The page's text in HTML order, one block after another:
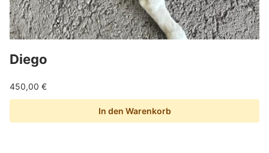
Diego
450,00 €
In den Warenkorb